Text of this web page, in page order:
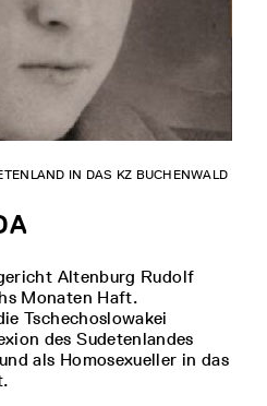
IN DAS KZ BUCHENWALD
Altenburg Rudolf
Monaten Haft.
Tschechoslowakei
des Sudetenlandes
als Homosexueller in das